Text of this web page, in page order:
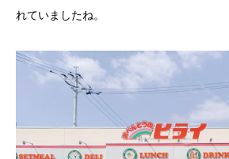
れていましたね。